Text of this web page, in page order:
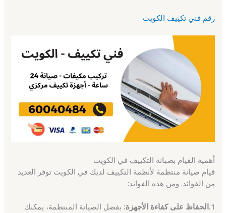
رقم فني تكييف الكويت
أهمية القيام بصيانة التكييف في الكويت
قيام صيانة منتظمة لأنظمة التكييف لديك في الكويت توفر العديد
من الفوائد. ومن هذه الفوائد:
1.الحفاظ على كفاءة الأجهزة:
بفضل الصيانة المنتظمة، يمكنك